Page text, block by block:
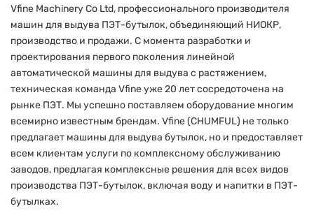
Vfine Machinery Co Ltd, профессионального производителя
машин для выдува ПЭТ-бутылок, объединяющий НИОКР,
производство и продажи. С момента разработки и
проектирования первого поколения линейной
автоматической машины для выдува с растяжением,
техническая команда Vfine уже 20 лет сосредоточена на
рынке ПЭТ. Мы успешно поставляем оборудование многим
всемирно известным брендам. Vfine (CHUMFUL) не только
предлагает машины для выдува бутылок, но и предоставляет
всем клиентам услуги по комплексному обслуживанию
заводов, предлагая комплексные решения для всех видов
производства ПЭТ-бутылок, включая воду и напитки в ПЭТ-
бутылках.